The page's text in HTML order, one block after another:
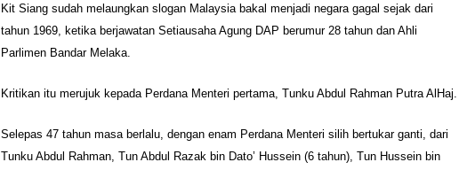
Kit Siang sudah melaungkan slogan Malaysia bakal menjadi negara gagal sejak dari
tahun 1969, ketika berjawatan Setiausaha Agung DAP berumur 28 tahun dan Ahli
Parlimen Bandar Melaka.
Kritikan itu merujuk kepada Perdana Menteri pertama, Tunku Abdul Rahman Putra AlHaj.
Selepas 47 tahun masa berlalu, dengan enam Perdana Menteri silih bertukar ganti, dari
Tunku Abdul Rahman, Tun Abdul Razak bin Dato’ Hussein (6 tahun), Tun Hussein bin